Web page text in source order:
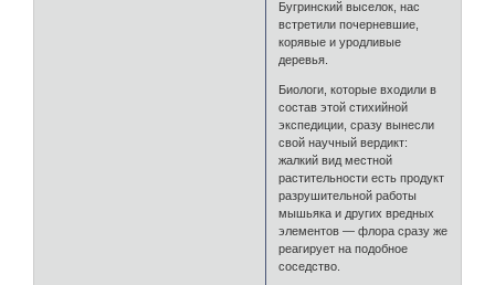
Бугринский выселок, нас
встретили почерневшие,
корявые и уродливые
деревья.
Биологи, которые входили в
состав этой стихийной
экспедиции, сразу вынесли
свой научный вердикт:
жалкий вид местной
растительности есть продукт
разрушительной работы
мышьяка и других вредных
элементов — флора сразу же
реагирует на подобное
соседство.